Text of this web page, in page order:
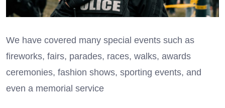
We have covered many special events such as
fireworks, fairs, parades, races, walks, awards
ceremonies, fashion shows, sporting events, and
even a memorial service